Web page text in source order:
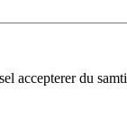
accepterer du